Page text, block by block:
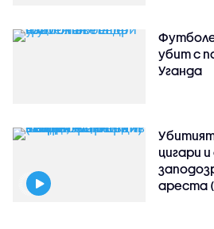
убит с
Уганда
Убитият
цигари
ареста